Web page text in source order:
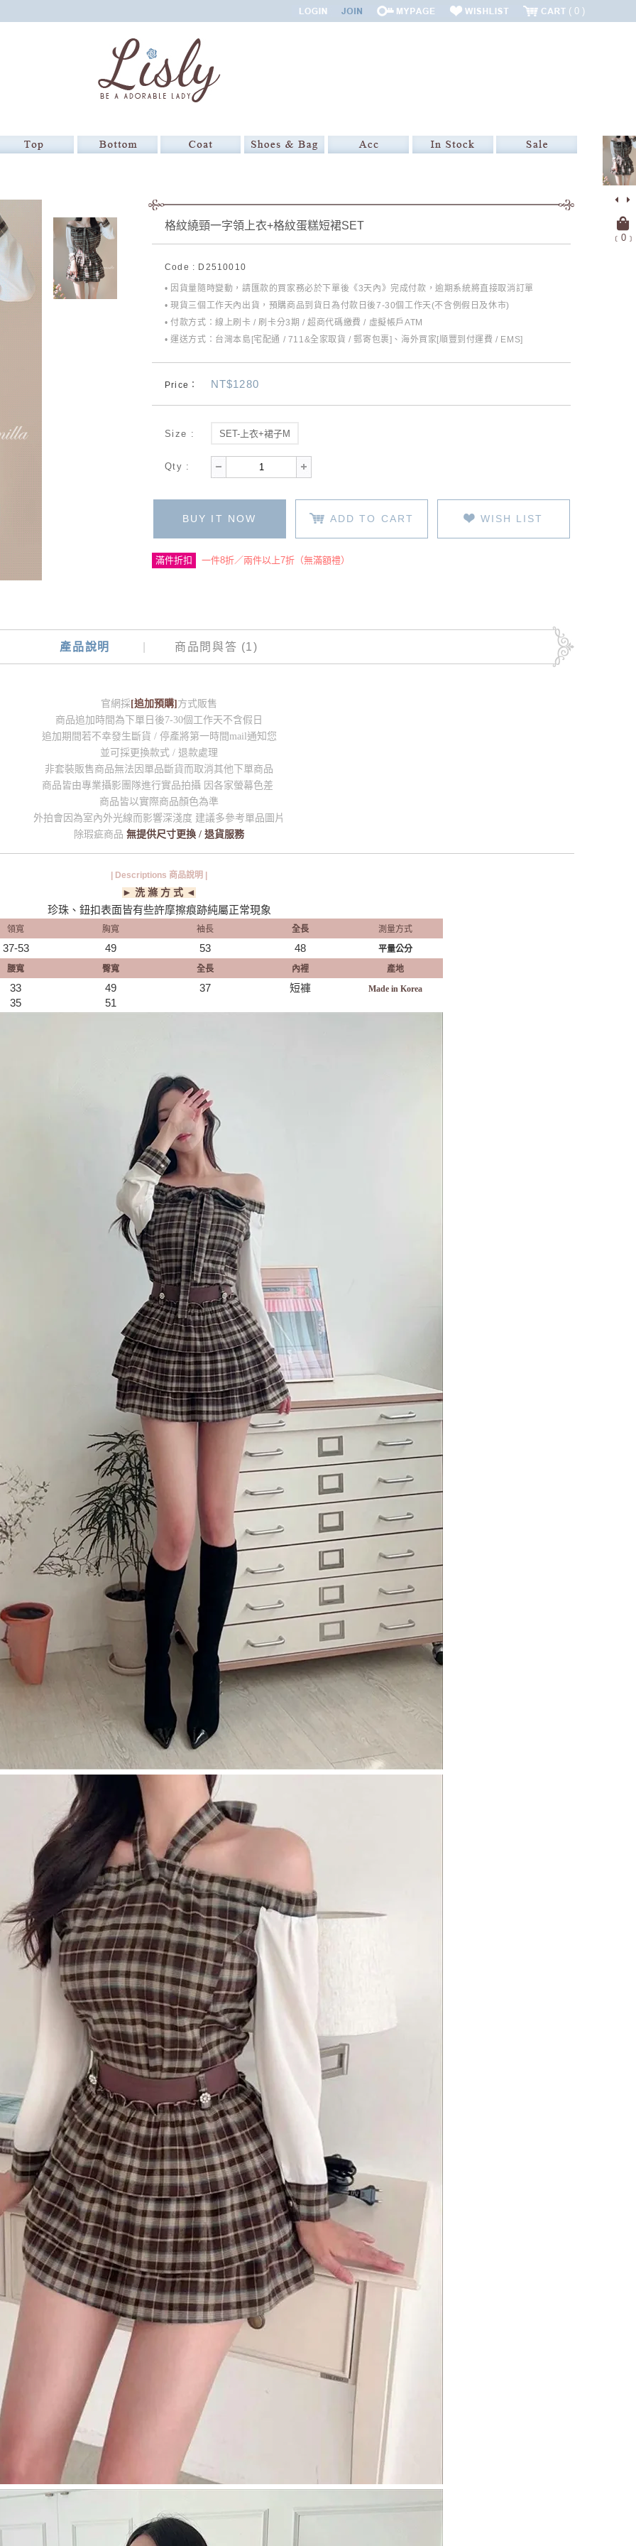
0
﹝ 0﹞
格紋繞頸一字領上衣+格紋蛋糕短裙SET
Code : D2510010
• 因貨量隨時變動，請匯款的買家務必於下單後《3天內》完成付款，逾期系統將直接取消訂單
• 現貨三個工作天內出貨，預購商品到貨日為付款日後7-30個工作天(不含例假日及休市)
• 付款方式：線上刷卡 / 刷卡分3期 / 超商代碼繳費 / 虛擬帳戶ATM
• 運送方式：台灣本島[宅配通 / 711&全家取貨 / 郵寄包裹]、海外買家[順豐到付運費 / EMS]
Price： NT$1280
Size : SET-上衣+裙子M
Qty :
BUY IT NOW ADD TO CART WISH LIST
滿件折扣 一件8折／兩件以上7折（無滿額禮）
產品說明 商品問與答 (1)
官網採 [追加預購] 方式販售
商品追加時間為下單日後7-30個工作天不含假日
追加期間若不幸發生斷貨 / 停產將第一時間mail通知您
並可採更換款式 / 退款處理
非套裝販售商品無法因單品斷貨而取消其他下單商品
商品皆由專業攝影團隊進行實品拍攝 因各家螢幕色差
商品皆以實際商品顏色為準
外拍會因為室內外光線而影響深淺度 建議多參考單品圖片
除瑕疵商品 無提供尺寸更換 / 退貨服務
| Descriptions 商品說明 |
► 洗 滌 方 式 ◄
珍珠、鈕扣表面皆有些許摩擦痕跡純屬正常現象
領寬 胸寬 袖長 全長
測量方式
37-53 49 53 48
平量公分
腰寬 臀寬 全長 內裡
產地
33
35
49
51
37 短褲 Made in Korea